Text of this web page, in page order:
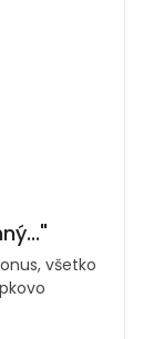
všetko